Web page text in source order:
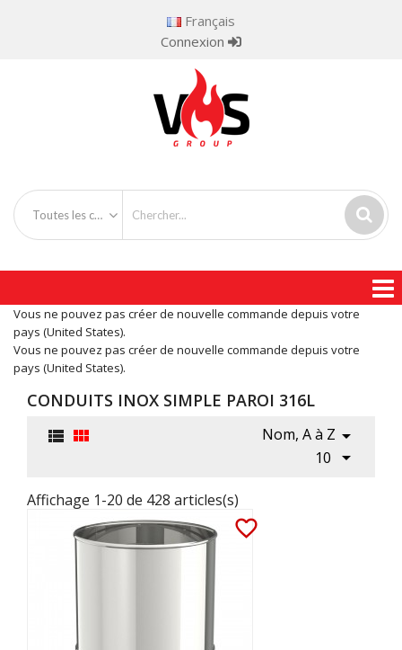
Français
Connexion
Toutes les catégories
Vous ne pouvez pas créer de nouvelle commande depuis votre
pays (United States).
Vous ne pouvez pas créer de nouvelle commande depuis votre
pays (United States).
CONDUITS INOX SIMPLE PAROI 316L
  Nom, A à Z 
10 
Affichage 1-20 de 428 articles(s)
favorite_border